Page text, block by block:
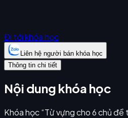
Đi tới khóa học
Liên hệ người bán khóa học
Thông tin chi tiết
Nội dung khóa học
Khóa học “Từ vựng cho 6 chủ đề